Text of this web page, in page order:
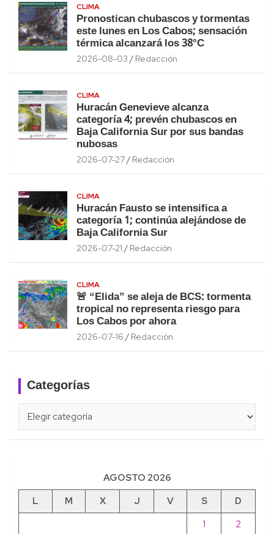
CLIMA
Pronostican chubascos y tormentas
este lunes en Los Cabos; sensación
térmica alcanzará los 38°C
2026-08-03 Redacción
CLIMA
Huracán Genevieve alcanza
categoría 4; prevén chubascos en
Baja California Sur por sus bandas
nubosas
2026-07-27 Redacción
CLIMA
Huracán Fausto se intensifica a
categoría 1; continúa alejándose de
Baja California Sur
2026-07-21 Redacción
CLIMA
🚨 “Elida” se aleja de BCS: tormenta
tropical no representa riesgo para
Los Cabos por ahora
2026-07-16 Redacción
Categorías
AGOSTO 2026
L
M X J V S
D
1
2